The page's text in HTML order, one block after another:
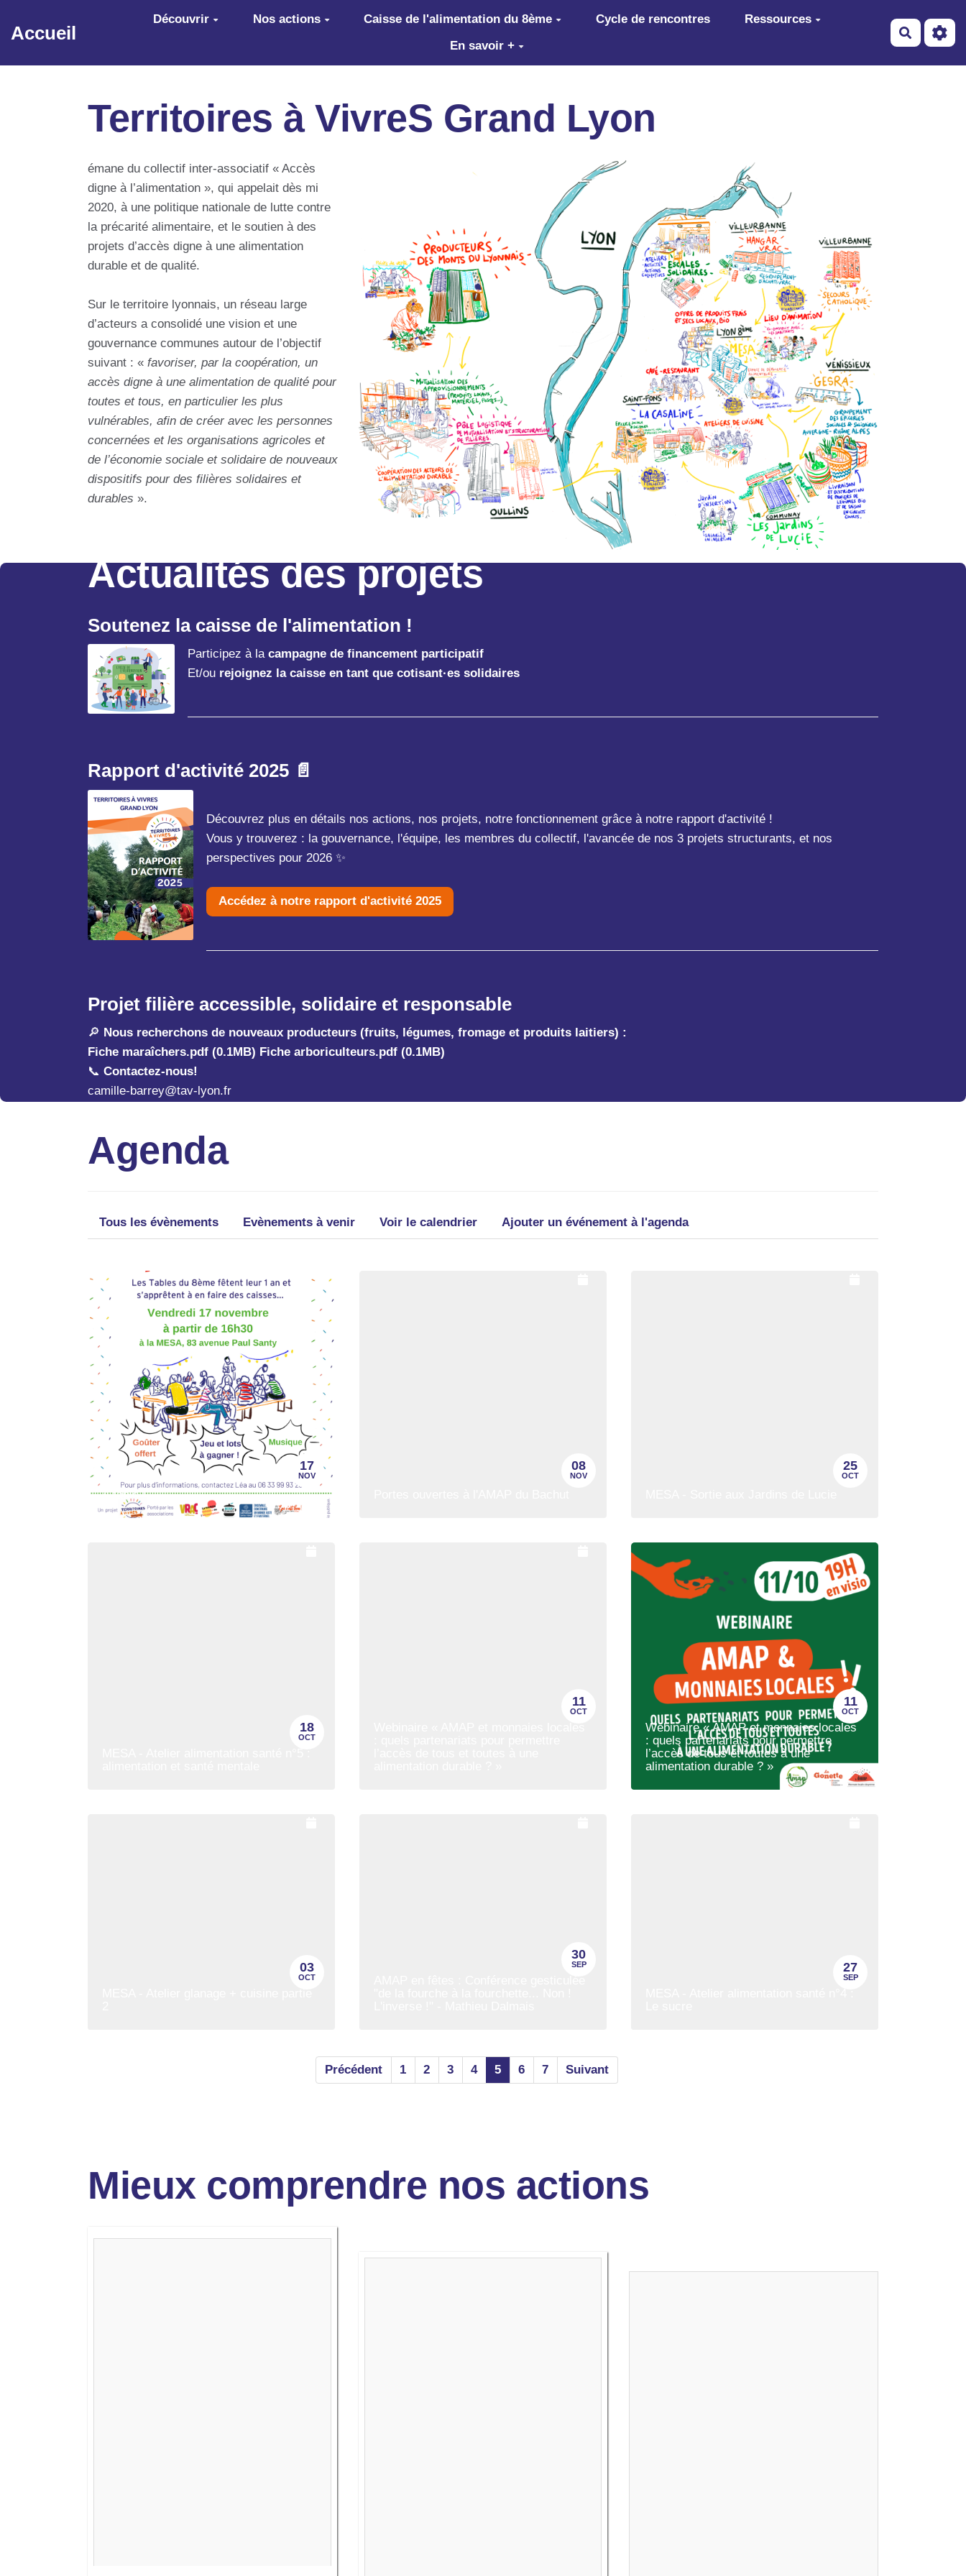
Aller au contenu principal
Accueil
Découvrir Nos actions Caisse de l'alimentation du 8ème Cycle de rencontres
Ressources
En savoir +
Territoires à VivreS Grand Lyon
émane du collectif inter-associatif « Accès
digne à l’alimentation », qui appelait dès mi
2020, à une politique nationale de lutte contre
la précarité alimentaire, et le soutien à des
projets d’accès digne à une alimentation
durable et de qualité.
Sur le territoire lyonnais, un réseau large
d’acteurs a consolidé une vision et une
gouvernance communes autour de l’objectif
suivant : « favoriser, par la coopération, un
accès digne à une alimentation de qualité pour
toutes et tous, en particulier les plus
vulnérables, afin de créer avec les personnes
concernées et les organisations agricoles et
de l’économie sociale et solidaire de nouveaux
dispositifs pour des filières solidaires et
durables ».
Actualités des projets
Soutenez la caisse de l'alimentation !
Participez à la campagne de financement participatif
Et/ou rejoignez la caisse en tant que cotisant·es solidaires
Rapport d'activité 2025 📄
Découvrez plus en détails nos actions, nos projets, notre fonctionnement grâce à notre rapport d'activité !
Vous y trouverez : la gouvernance, l'équipe, les membres du collectif, l'avancée de nos 3 projets structurants, et nos
perspectives pour 2026 ✨
Accédez à notre rapport d'activité 2025
Projet filière accessible, solidaire et responsable
🔎 ️️ Nous recherchons de nouveaux producteurs (fruits, légumes, fromage et produits laitiers) :
Fiche maraîchers.pdf (0.1MB) Fiche arboriculteurs.pdf (0.1MB)
📞 Contactez-nous!
camille-barrey@tav-lyon.fr
Agenda
Tous les évènements Evènements à venir Voir le calendrier Ajouter un événement à l'agenda
17
NOV
A table !
08
NOV
25
OCT
18
OCT
11
OCT
11
OCT
Webinaire « AMAP et monnaies locales
: quels partenariats pour permettre
l’accès de tous et toutes à une
alimentation durable ? »
03
OCT
30
SEP 27
SEP
Précédent 1 2 3 4 5 6 7 Suivant
Mieux comprendre nos actions